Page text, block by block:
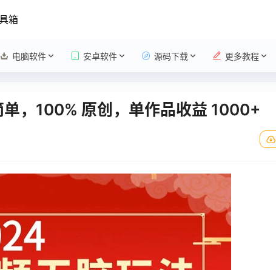
箱
电脑软件 安卓软件 源码下载 更多教程
，100% 原创，单作品收益 1000+